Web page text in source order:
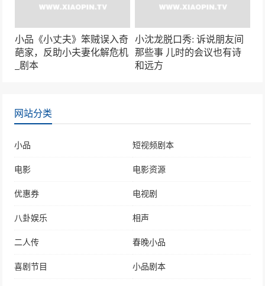
41286次播放
小品《小丈夫》笨贼误入奇
葩家，反助小夫妻化解危机
_剧本
小沈龙脱口秀: 诉说朋友间
那些事 儿时的会议也有诗
和远方
网站分类
小品 短视频剧本
电影 电影资源
优惠券 电视剧
八卦娱乐 相声
二人传 春晚小品
喜剧节目 小品剧本